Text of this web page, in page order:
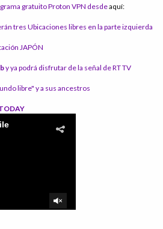
gratuito Proton VPN desdeaquí:
tres Ubicaciones libres en la parte izquierda
JAPÓN
y ya podrá disfrutar de la señal de RT TV
libre" y a sus ancestros